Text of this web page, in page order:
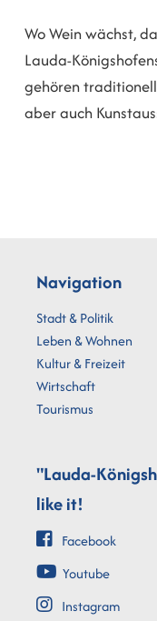
Wo Wein wächst,
Lauda-
gehören
aber auch
Navigation
Stadt & Politik
Leben & Wohnen
Kultur & Freizeit
Wirtschaft
Tourismus
"Lauda-
like it!
Facebook
Youtube
Instagram